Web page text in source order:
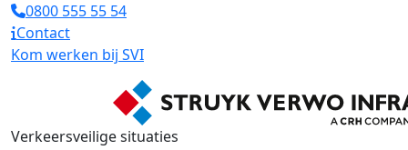
0800 555 55 54
Contact
Kom werken bij SVI
Verkeersveilige situaties